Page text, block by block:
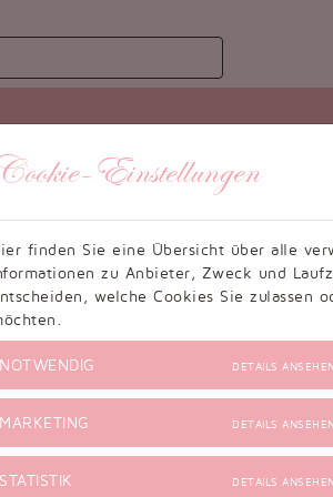
Gesamtpreis:
bis zum 14.08.2026 bei
in Ausnahmefällen überschritten werden.
Einstellungen
finden Sie eine Übersicht über alle
zu Anbieter, Zweck und
welche Cookies Sie zulassen
NOTWENDIG DETAILS
MARKETING DETAILS
STATISTIK DETAILS